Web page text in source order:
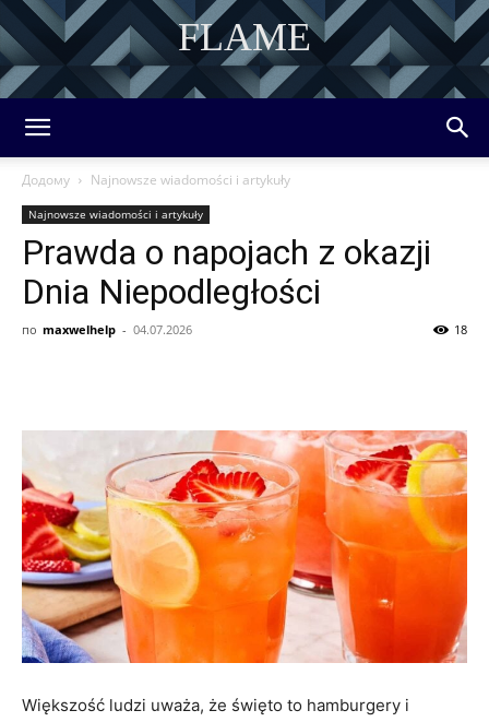
FLAME
DISCOVER THE ART OF PUBLISHING
Додому Najnowsze wiadomości i artykuły
Najnowsze wiadomości i artykuły
Prawda o napojach z okazji
Dnia Niepodległości
по maxwelhelp - 04.07.2026 18
Większość ludzi uważa, że święto to hamburgery i